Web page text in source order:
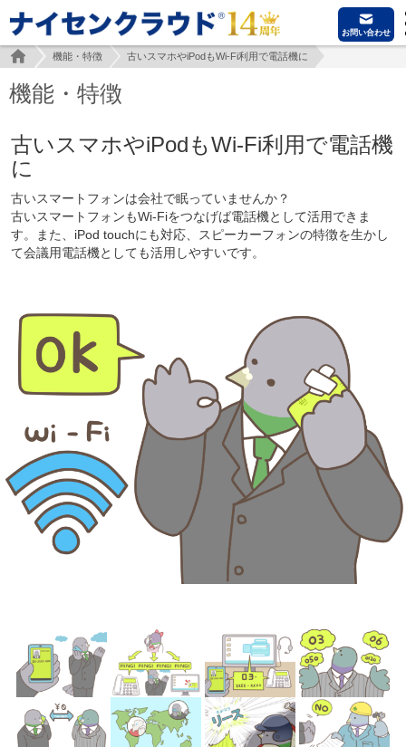
お問い合わせ
機能・特徴 古いスマホやiPodもWi-Fi利用で電話機に
機能・特徴
古いスマホやiPodもWi-Fi利用で電話機
に
古いスマートフォンは会社で眠っていませんか？
古いスマートフォンもWi-Fiをつなげば電話機として活用できま
す。また、iPod touchにも対応、スピーカーフォンの特徴を生かし
て会議用電話機としても活用しやすいです。